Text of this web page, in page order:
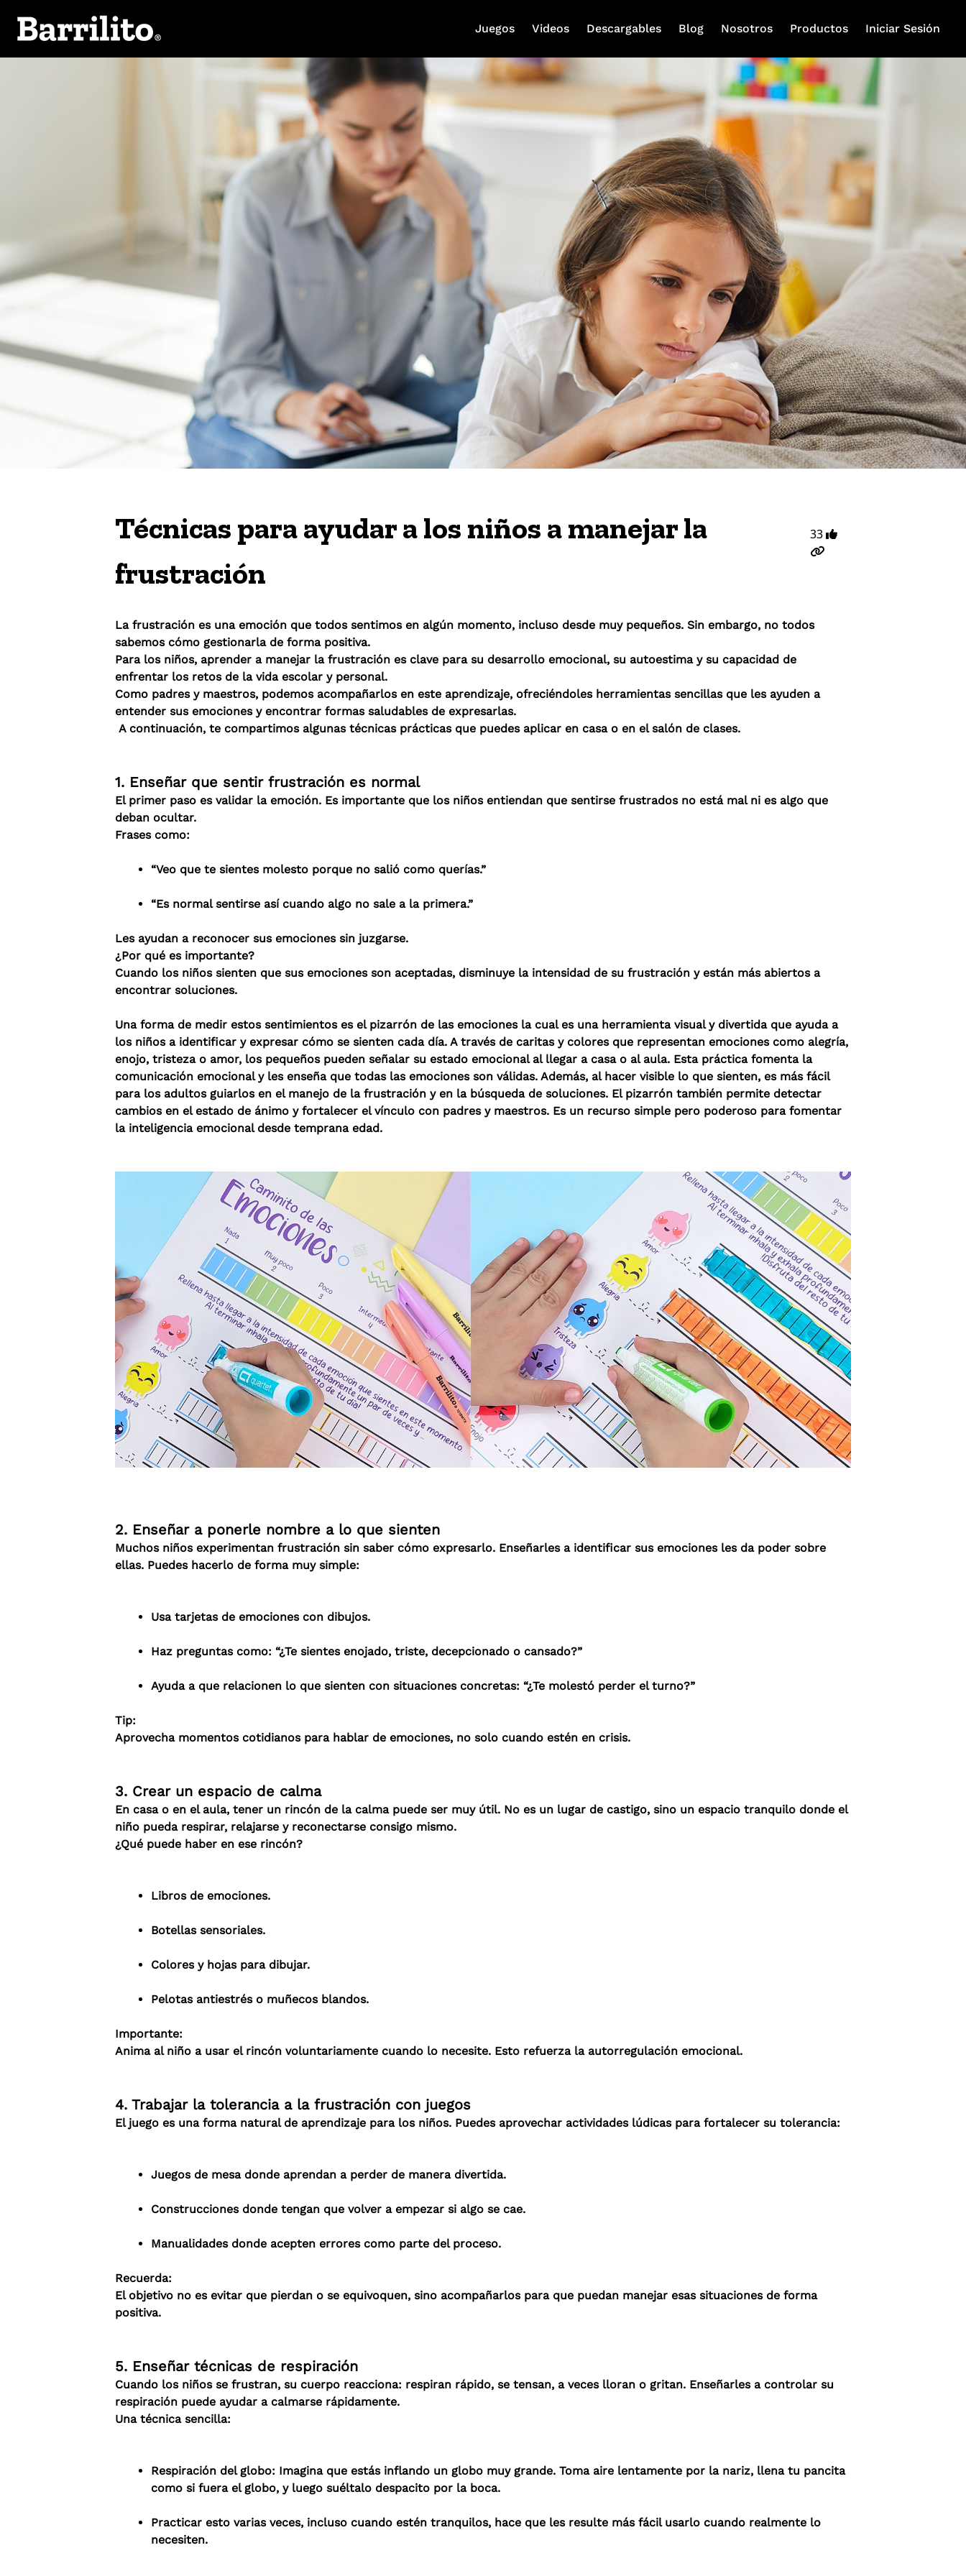
Juegos Videos Descargables Blog Nosotros Productos Iniciar Sesión
Técnicas para ayudar a los niños a manejar la
frustración
33
La frustración es una emoción que todos sentimos en algún momento, incluso desde muy pequeños. Sin embargo, no todos
sabemos cómo gestionarla de forma positiva.
Para los niños, aprender a manejar la frustración es clave para su desarrollo emocional, su autoestima y su capacidad de
enfrentar los retos de la vida escolar y personal.
Como padres y maestros, podemos acompañarlos en este aprendizaje, ofreciéndoles herramientas sencillas que les ayuden a
entender sus emociones y encontrar formas saludables de expresarlas.
A continuación, te compartimos algunas técnicas prácticas que puedes aplicar en casa o en el salón de clases.
1. Enseñar que sentir frustración es normal
El primer paso es validar la emoción. Es importante que los niños entiendan que sentirse frustrados no está mal ni es algo que
deban ocultar.
Frases como:
“Veo que te sientes molesto porque no salió como querías.”
“Es normal sentirse así cuando algo no sale a la primera.”
Les ayudan a reconocer sus emociones sin juzgarse.
¿Por qué es importante?
Cuando los niños sienten que sus emociones son aceptadas, disminuye la intensidad de su frustración y están más abiertos a
encontrar soluciones.
Una forma de medir estos sentimientos es el pizarrón de las emociones la cual es una herramienta visual y divertida que ayuda a
los niños a identificar y expresar cómo se sienten cada día. A través de caritas y colores que representan emociones como alegría,
enojo, tristeza o amor, los pequeños pueden señalar su estado emocional al llegar a casa o al aula. Esta práctica fomenta la
comunicación emocional y les enseña que todas las emociones son válidas. Además, al hacer visible lo que sienten, es más fácil
para los adultos guiarlos en el manejo de la frustración y en la búsqueda de soluciones. El pizarrón también permite detectar
cambios en el estado de ánimo y fortalecer el vínculo con padres y maestros. Es un recurso simple pero poderoso para fomentar
la inteligencia emocional desde temprana edad.
2. Enseñar a ponerle nombre a lo que sienten
Muchos niños experimentan frustración sin saber cómo expresarlo. Enseñarles a identificar sus emociones les da poder sobre
ellas. Puedes hacerlo de forma muy simple:
Usa tarjetas de emociones con dibujos.
Haz preguntas como: “¿Te sientes enojado, triste, decepcionado o cansado?”
Ayuda a que relacionen lo que sienten con situaciones concretas: “¿Te molestó perder el turno?”
Tip:
Aprovecha momentos cotidianos para hablar de emociones, no solo cuando estén en crisis.
3. Crear un espacio de calma
En casa o en el aula, tener un rincón de la calma puede ser muy útil. No es un lugar de castigo, sino un espacio tranquilo donde el
niño pueda respirar, relajarse y reconectarse consigo mismo.
¿Qué puede haber en ese rincón?
Libros de emociones.
Botellas sensoriales.
Colores y hojas para dibujar.
Pelotas antiestrés o muñecos blandos.
Importante:
Anima al niño a usar el rincón voluntariamente cuando lo necesite. Esto refuerza la autorregulación emocional.
4. Trabajar la tolerancia a la frustración con juegos
El juego es una forma natural de aprendizaje para los niños. Puedes aprovechar actividades lúdicas para fortalecer su tolerancia:
Juegos de mesa donde aprendan a perder de manera divertida.
Construcciones donde tengan que volver a empezar si algo se cae.
Manualidades donde acepten errores como parte del proceso.
Recuerda:
El objetivo no es evitar que pierdan o se equivoquen, sino acompañarlos para que puedan manejar esas situaciones de forma
positiva.
5. Enseñar técnicas de respiración
Cuando los niños se frustran, su cuerpo reacciona: respiran rápido, se tensan, a veces lloran o gritan. Enseñarles a controlar su
respiración puede ayudar a calmarse rápidamente.
Una técnica sencilla:
Respiración del globo: Imagina que estás inflando un globo muy grande. Toma aire lentamente por la nariz, llena tu pancita
como si fuera el globo, y luego suéltalo despacito por la boca.
Practicar esto varias veces, incluso cuando estén tranquilos, hace que les resulte más fácil usarlo cuando realmente lo
necesiten.